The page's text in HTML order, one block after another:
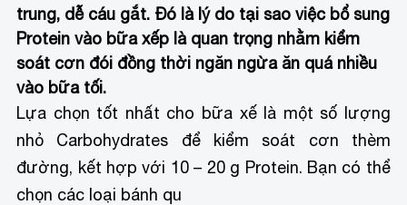
trung, dễ cáu gắt. Đó là lý do tại sao việc bổ sung
Protein vào bữa xếp là quan trọng nhằm kiểm
soát cơn đói đồng thời ngăn ngừa ăn quá nhiều
vào bữa tối.
Lựa chọn tốt nhất cho bữa xế là một số lượng
nhỏ Carbohydrates để kiểm soát cơn thèm
đường, kết hợp với 10 – 20 g Protein. Bạn có thể
chọn các loại bánh qu